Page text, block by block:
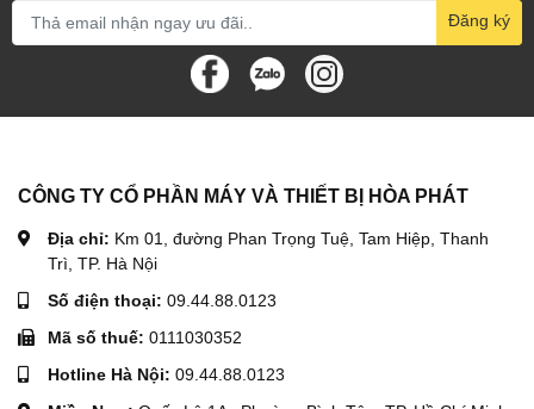
Đăng ký
CÔNG TY CỔ PHẦN MÁY VÀ THIẾT BỊ HÒA PHÁT
Địa chỉ: Km 01, đường Phan Trọng Tuệ, Tam Hiệp, Thanh
Trì, TP. Hà Nội
Số điện thoại: 09.44.88.0123
Mã số thuế: 0111030352
Hotline Hà Nội: 09.44.88.0123